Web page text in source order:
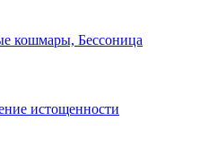
кошмары, Бессоница
истощенности